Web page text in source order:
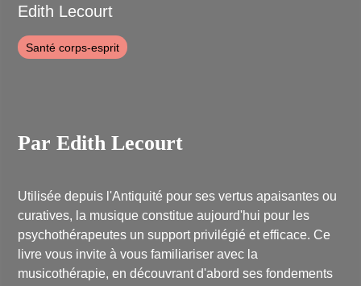
Edith Lecourt
Santé corps-esprit
Par Edith Lecourt
Utilisée depuis l'Antiquité pour ses vertus apaisantes ou
curatives, la musique constitue aujourd'hui pour les
psychothérapeutes un support privilégié et efficace. Ce
livre vous invite à vous familiariser avec la
musicothérapie, en découvrant d'abord ses fondements